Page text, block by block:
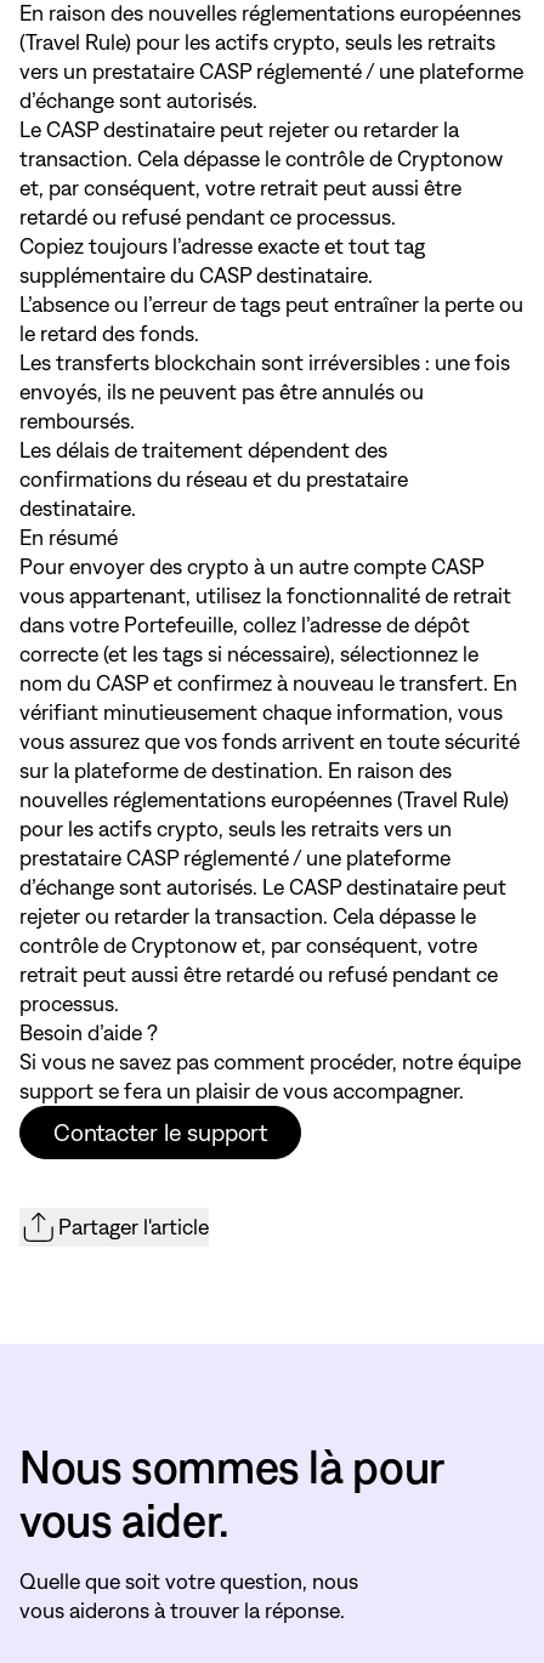
En raison des nouvelles réglementations européennes
(Travel Rule) pour les actifs crypto, seuls les retraits
vers un prestataire CASP réglementé / une plateforme
d’échange sont autorisés.
Le CASP destinataire peut rejeter ou retarder la
transaction. Cela dépasse le contrôle de Cryptonow
et, par conséquent, votre retrait peut aussi être
retardé ou refusé pendant ce processus.
Copiez toujours l’adresse exacte et tout tag
supplémentaire du CASP destinataire.
L’absence ou l’erreur de tags peut entraîner la perte ou
le retard des fonds.
Les transferts blockchain sont irréversibles : une fois
envoyés, ils ne peuvent pas être annulés ou
remboursés.
Les délais de traitement dépendent des
confirmations du réseau et du prestataire
destinataire.
En résumé
Pour envoyer des crypto à un autre compte CASP
vous appartenant, utilisez la fonctionnalité de retrait
dans votre Portefeuille, collez l’adresse de dépôt
correcte (et les tags si nécessaire), sélectionnez le
nom du CASP et confirmez à nouveau le transfert. En
vérifiant minutieusement chaque information, vous
vous assurez que vos fonds arrivent en toute sécurité
sur la plateforme de destination. En raison des
nouvelles réglementations européennes (Travel Rule)
pour les actifs crypto, seuls les retraits vers un
prestataire CASP réglementé / une plateforme
d’échange sont autorisés. Le CASP destinataire peut
rejeter ou retarder la transaction. Cela dépasse le
contrôle de Cryptonow et, par conséquent, votre
retrait peut aussi être retardé ou refusé pendant ce
processus.
Besoin d’aide ?
Si vous ne savez pas comment procéder, notre équipe
support se fera un plaisir de vous accompagner.
Contacter le support
Partager l'article
Nous sommes là pour
vous aider.
Quelle que soit votre question, nous
vous aiderons à trouver la réponse.